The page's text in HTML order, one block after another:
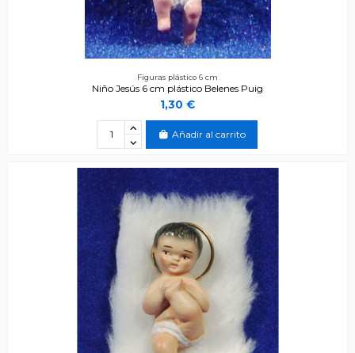
Figuras plástico 6 cm
Niño Jesús 6 cm plástico Belenes Puig
1,30 €
Añadir al carrito